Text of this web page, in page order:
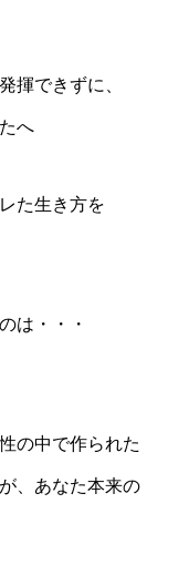
揮できずに、
へ
た生き方を
は・・・
の中で作られた
、あなた本来の